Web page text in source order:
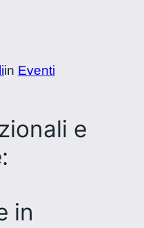
in Eventi
e
in